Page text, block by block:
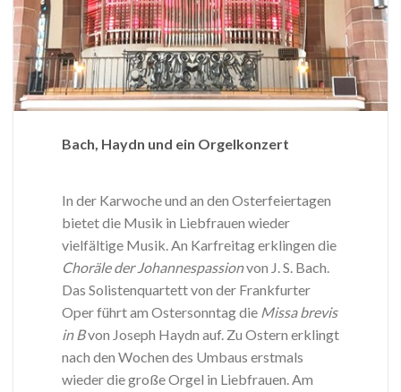
Bach, Haydn und ein Orgelkonzert
In der Karwoche und an den Osterfeiertagen
bietet die Musik in Liebfrauen wieder
vielfältige Musik. An Karfreitag erklingen die
Choräle der Johannespassionvon J. S. Bach.
Das Solistenquartett von der Frankfurter
Oper führt am Ostersonntag die Missa brevis
in Bvon Joseph Haydn auf. Zu Ostern erklingt
nach den Wochen des Umbaus erstmals
wieder die große Orgel in Liebfrauen. Am